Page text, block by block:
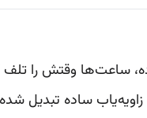
ساعت‌ها وقتش را
ساده تبدیل